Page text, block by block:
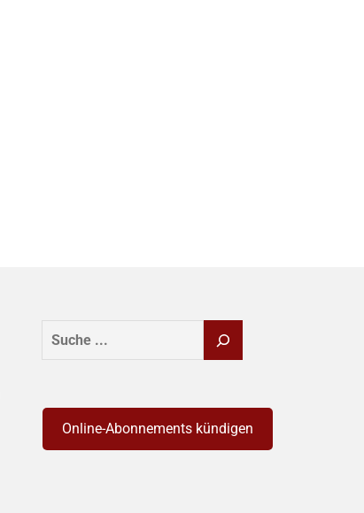
SUCHEN
Online-Abonnements kündigen